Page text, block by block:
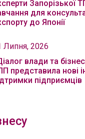
Запорізької
для
до Японії
Липня, 2026
влади та
представила нові
підприємців